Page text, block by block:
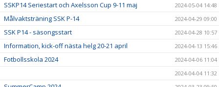
SSKP14 Seriestart och Axelsson Cup 9-11 maj 2024-05-04 14:48
Målvaktsträning SSK P-14 2024-04-29 09:00
SSK P14 - säsongsstart 2024-04-28 10:57
Information, kick-off nästa helg 20-21 april 2024-04-13 15:46
Fotbollsskola 2024
2024-04-06 11:04
2024-04-04 11:32